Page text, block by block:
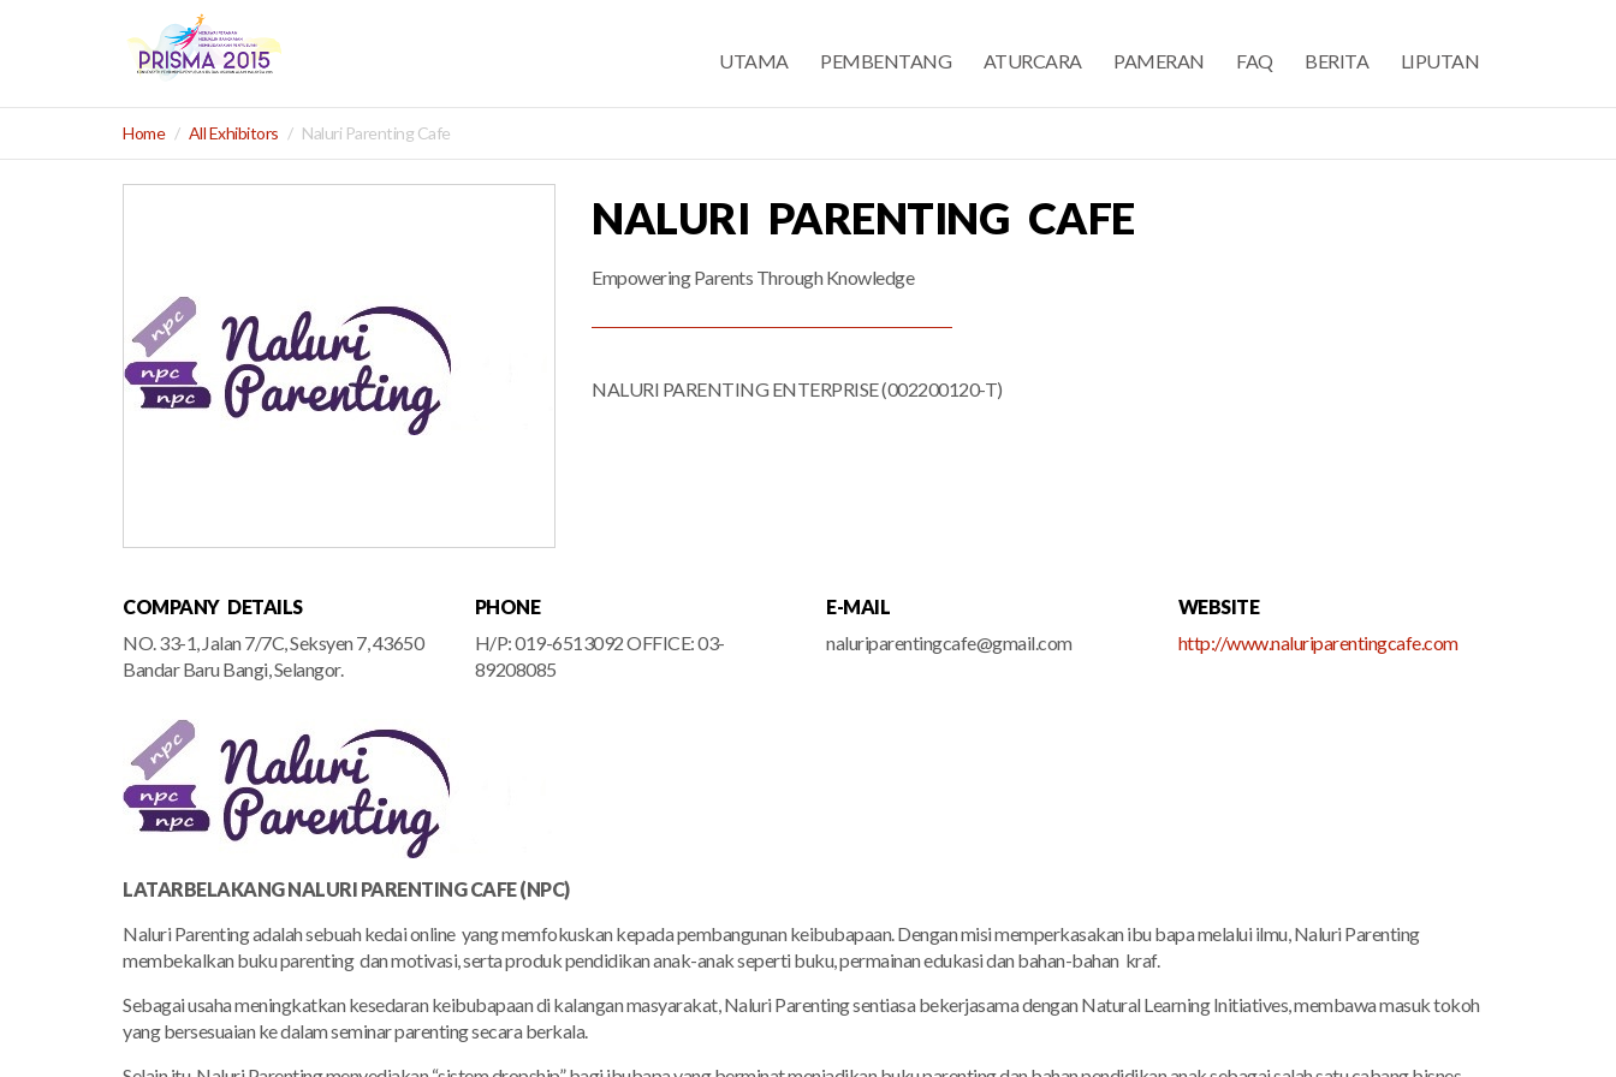
UTAMA PEMBENTANG ATURCARA PAMERAN FAQ BERITA LIPUTAN
Home All Exhibitors Naluri Parenting Cafe
NALURI PARENTING CAFE
Empowering Parents Through Knowledge
NALURI PARENTING ENTERPRISE (002200120-T)
COMPANY DETAILS
NO. 33-1, Jalan 7/7C, Seksyen 7, 43650
Bandar Baru Bangi, Selangor.
PHONE
H/P: 019-6513092 OFFICE: 03-
89208085
E-MAIL
naluriparentingcafe@gmail.com
WEBSITE
http://www.naluriparentingcafe.com
LATARBELAKANG NALURI PARENTING CAFE (NPC)
Naluri Parenting adalah sebuah kedai online yang memfokuskan kepada pembangunan keibubapaan. Dengan misi memperkasakan ibu bapa melalui ilmu, Naluri Parenting
membekalkan buku parenting dan motivasi, serta produk pendidikan anak-anak seperti buku, permainan edukasi dan bahan-bahan kraf.
Sebagai usaha meningkatkan kesedaran keibubapaan di kalangan masyarakat, Naluri Parenting sentiasa bekerjasama dengan Natural Learning Initiatives, membawa masuk tokoh
yang bersesuaian ke dalam seminar parenting secara berkala.